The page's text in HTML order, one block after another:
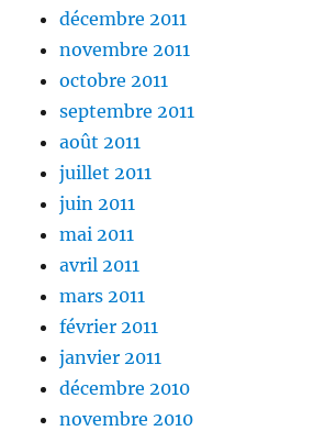
décembre 2011
novembre 2011
octobre 2011
septembre 2011
août 2011
juillet 2011
juin 2011
mai 2011
avril 2011
mars 2011
février 2011
janvier 2011
décembre 2010
novembre 2010